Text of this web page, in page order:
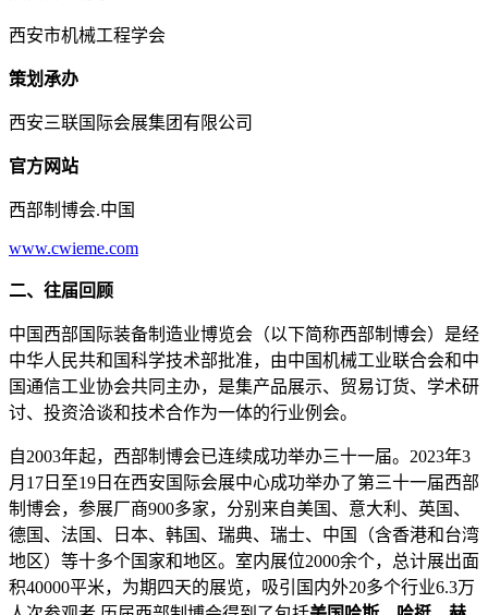
西安市机械工程学会
策划承办
西安三联国际会展集团有限公司
官方网站
西部制博会.中国
www.cwieme.com
二、往届回顾
中国西部国际装备制造业博览会（以下简称西部制博会）是经
中华人民共和国科学技术部批准，由中国机械工业联合会和中
国通信工业协会共同主办，是集产品展示、贸易订货、学术研
讨、投资洽谈和技术合作为一体的行业例会。
自2003年起，西部制博会已连续成功举办三十一届。2023年3
月17日至19日在西安国际会展中心成功举办了第三十一届西部
制博会，参展厂商900多家，分别来自美国、意大利、英国、
德国、法国、日本、韩国、瑞典、瑞士、中国（含香港和台湾
地区）等十多个国家和地区。室内展位2000余个，总计展出面
积40000平米，为期四天的展览，吸引国内外20多个行业6.3万